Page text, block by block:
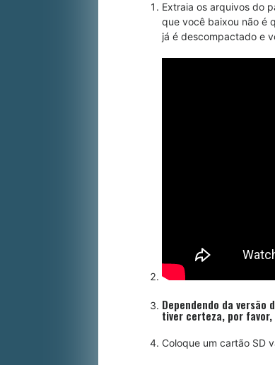
Extraia os arquivos do
que você baixou não é
já é descompactado e
Dependendo da versão
tiver certeza, por favor,
Coloque um cartão SD